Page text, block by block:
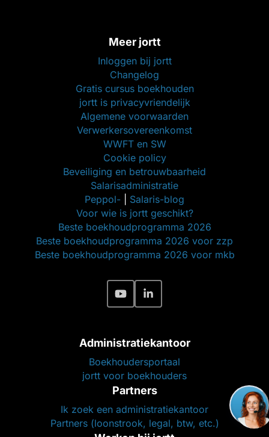
Meer jortt
Inloggen bij jortt
Changelog
Gratis cursus boekhouden
jortt is privacyvriendelijk
Algemene voorwaarden
Verwerkersovereenkomst
WWFT en SW
Cookie policy
Beveiliging en betrouwbaarheid
Salarisadministratie
Peppol-
Salaris-blog
Voor wie is jortt geschikt?
Beste boekhoudprogramma 2026
Beste boekhoudprogramma 2026 voor zzp
Beste boekhoudprogramma 2026 voor mkb
Administratiekantoor
Boekhoudersportaal
jortt voor boekhouders
Partners
Ik zoek een administratiekantoor
Partners (loonstrook, legal, btw, etc.)